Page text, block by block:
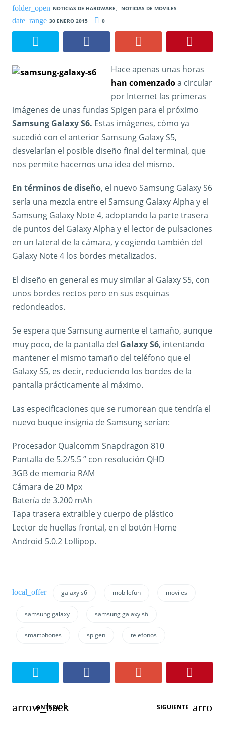
NOTICIAS DE HARDWARE
NOTICIAS DE MOVILES
30 ENERO 2015
0
Hace apenas unas horas
han comenzadoa circular
por Internet las primeras
imágenes de unas fundas Spigen para el próximo
Samsung Galaxy S6. Estas imágenes, cómo ya
sucedió con el anterior Samsung Galaxy S5,
desvelarían el posible diseño final del terminal, que
nos permite hacernos una idea del mismo.
En términos de diseño, el nuevo Samsung Galaxy S6
sería una mezcla entre el Samsung Galaxy Alpha y el
Samsung Galaxy Note 4, adoptando la parte trasera
de puntos del Galaxy Alpha y el lector de pulsaciones
en un lateral de la cámara, y cogiendo también del
Galaxy Note 4 los bordes metalizados.
El diseño en general es muy similar al Galaxy S5, con
unos bordes rectos pero en sus esquinas
redondeados.
Se espera que Samsung aumente el tamaño, aunque
muy poco, de la pantalla del Galaxy S6, intentando
mantener el mismo tamaño del teléfono que el
Galaxy S5, es decir, reduciendo los bordes de la
pantalla prácticamente al máximo.
Las especificaciones que se rumorean que tendría el
nuevo buque insignia de Samsung serían:
Procesador Qualcomm Snapdragon 810
Pantalla de 5.2/5.5 ” con resolución QHD
3GB de memoria RAM
Cámara de 20 Mpx
Batería de 3.200 mAh
Tapa trasera extraible y cuerpo de plástico
Lector de huellas frontal, en el botón Home
Android 5.0.2 Lollipop.
galaxy s6 mobilefun moviles
samsung galaxy samsung galaxy s6
smartphones spigen telefonos
N
ANTERIOR SIGUIENTE